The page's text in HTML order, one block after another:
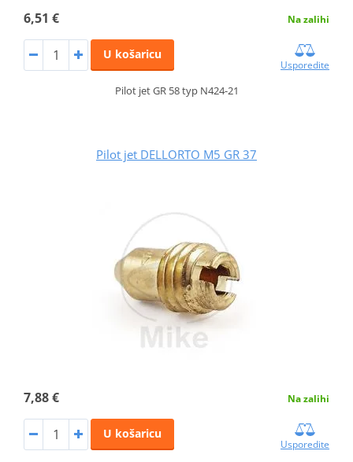
6,51 € Na zalihi
U košaricu
Usporedite
Pilot jet GR 58 typ N424-21
Pilot jet DELLORTO M5 GR 37
7,88 € Na zalihi
U košaricu
Usporedite